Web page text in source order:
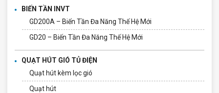
BIẾN TẦN INVT
GD200A – Biến Tần Đa Năng Thế Hệ Mới
GD20 – Biến Tần Đa Năng Thế Hệ Mới
QUẠT HÚT GIÓ TỦ ĐIỆN
Quạt hút kèm lọc gió
Quạt hút